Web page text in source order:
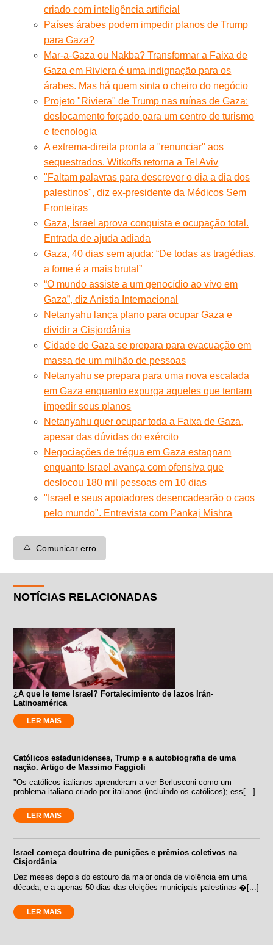
criado com inteligência artificial
Países árabes podem impedir planos de Trump
para Gaza?
Mar-a-Gaza ou Nakba? Transformar a Faixa de
Gaza em Riviera é uma indignação para os
árabes. Mas há quem sinta o cheiro do negócio
Projeto "Riviera" de Trump nas ruínas de Gaza:
deslocamento forçado para um centro de turismo
e tecnologia
A extrema-direita pronta a "renunciar" aos
sequestrados. Witkoffs retorna a Tel Aviv
"Faltam palavras para descrever o dia a dia dos
palestinos", diz ex-presidente da Médicos Sem
Fronteiras
Gaza, Israel aprova conquista e ocupação total.
Entrada de ajuda adiada
Gaza, 40 dias sem ajuda: “De todas as tragédias,
a fome é a mais brutal”
“O mundo assiste a um genocídio ao vivo em
Gaza”, diz Anistia Internacional
Netanyahu lança plano para ocupar Gaza e
dividir a Cisjordânia
Cidade de Gaza se prepara para evacuação em
massa de um milhão de pessoas
Netanyahu se prepara para uma nova escalada
em Gaza enquanto expurga aqueles que tentam
impedir seus planos
Netanyahu quer ocupar toda a Faixa de Gaza,
apesar das dúvidas do exército
Negociações de trégua em Gaza estagnam
enquanto Israel avança com ofensiva que
deslocou 180 mil pessoas em 10 dias
"Israel e seus apoiadores desencadearão o caos
pelo mundo". Entrevista com Pankaj Mishra
⚠️ Comunicar erro
NOTÍCIAS RELACIONADAS
¿A que le teme Israel? Fortalecimiento de lazos Irán-
Latinoamérica
LER MAIS
Católicos estadunidenses, Trump e a autobiografia de uma
nação. Artigo de Massimo Faggioli
"Os católicos italianos aprenderam a ver Berlusconi como um
problema italiano criado por italianos (incluindo os católicos); ess[...]
LER MAIS
Israel começa doutrina de punições e prêmios coletivos na
Cisjordânia
Dez meses depois do estouro da maior onda de violência em uma
década, e a apenas 50 dias das eleições municipais palestinas �[...]
LER MAIS